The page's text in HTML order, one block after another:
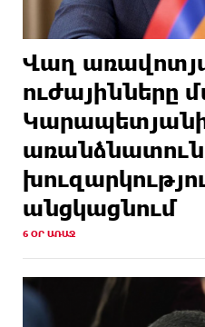
Վաղ
ուժայինները
անցկացնում
6 ՕՐ ԱՌԱՋ